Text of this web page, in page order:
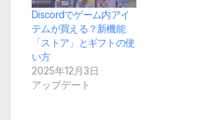
Discordでゲーム内アイ
テムが買える？新機能
「ストア」とギフトの使
い方
2025年12月3日
アップデート